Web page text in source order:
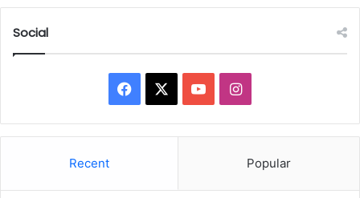
Social
Facebook YouTubeInstagram
Recent Popular